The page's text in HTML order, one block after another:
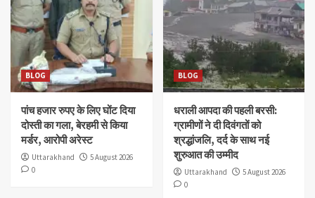
BLOG
पांच हजार रुपए के लिए घोंट दिया
दोस्ती का गला, बेरहमी से किया
मर्डर, आरोपी अरेस्ट
Uttarakhand
5 August 2026
0
BLOG
धराली आपदा की पहली बरसी:
ग्रामीणों ने दी दिवंगतों को
श्रद्धांजलि, दर्द के साथ नई
शुरुआत की उम्मीद
Uttarakhand
5 August 2026
0